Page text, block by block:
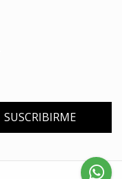
SUSCRIBIRME